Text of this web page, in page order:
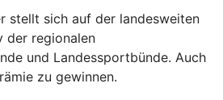
stellt sich auf der landesweiten
der regionalen
und Landessportbünde. Auch
zu gewinnen.